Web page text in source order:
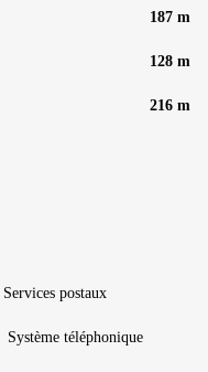
187 m
128 m
216 m
Services postaux
Système téléphonique